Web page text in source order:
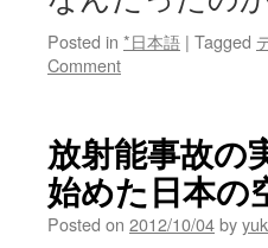
Posted in *日本語 | Tagged
Comment
放射能事故の
始めた日本
Posted on 2012/10/04by